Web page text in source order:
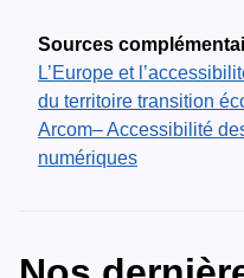
Sources
L’Europe et
du territoire transition
Arcom– Accessibilité
numériques